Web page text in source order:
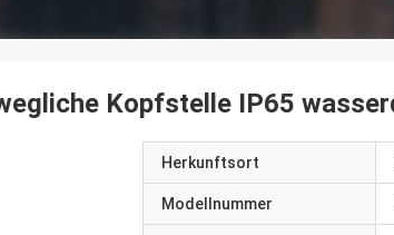
Kopfstelle IP65
Herkunftsort
Modellnummer